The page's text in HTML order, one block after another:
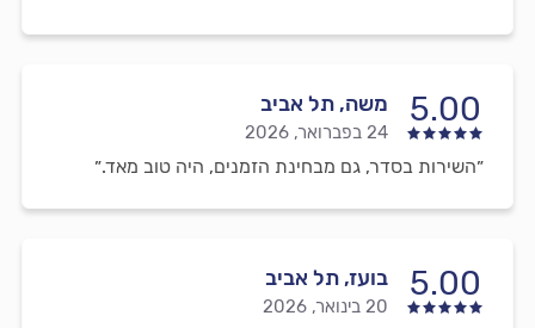
5.00 משה, תל אביב
24 בפברואר, 2026
״השירות בסדר, גם מבחינת הזמנים, היה טוב מאד.״
5.00 בועז, תל אביב
20 בינואר, 2026